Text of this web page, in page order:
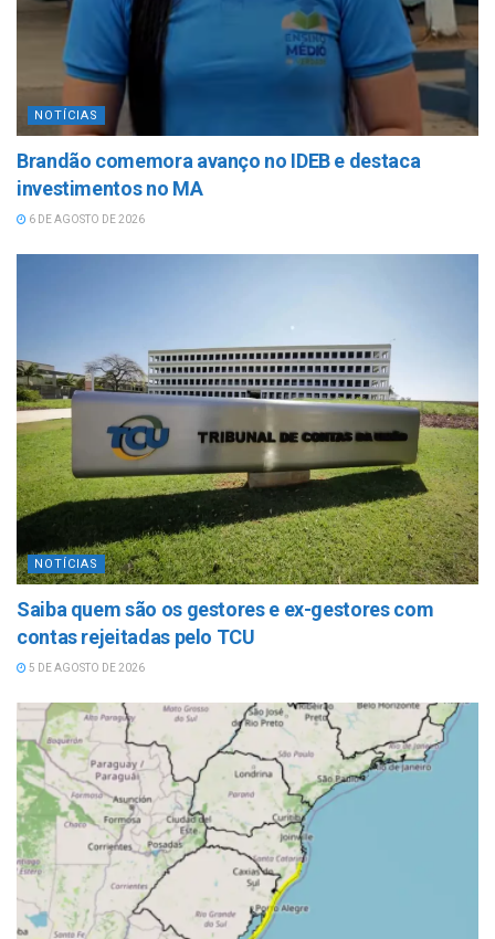
NOTÍCIAS
Brandão comemora avanço no IDEB e destaca
investimentos no MA
6 DE AGOSTO DE 2026
NOTÍCIAS
Saiba quem são os gestores e ex-gestores com
contas rejeitadas pelo TCU
5 DE AGOSTO DE 2026